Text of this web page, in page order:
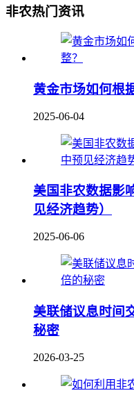
非农热门资讯
黄金市场如何根
2025-06-04
美国非农数据影
见经济趋势）
2025-06-06
美联储议息时间
秘密
2026-03-25